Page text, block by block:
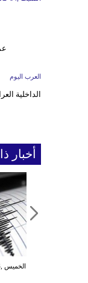
العرب اليوم
الداخلية
أخبار